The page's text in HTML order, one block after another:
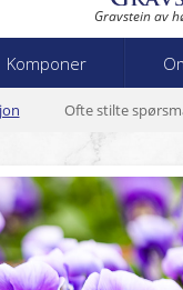
Gravstein av
Komponer
Ofte stilte